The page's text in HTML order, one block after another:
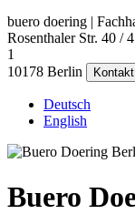
buero doering |
Rosenthaler Str. 40 /
1
10178 Berlin
Kontakt
Deutsch
English
Buero